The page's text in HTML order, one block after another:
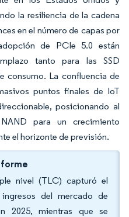
la resiliencia de la cadena
en el número de capas por
de PCIe 5.0 están
tanto para las SSD
consumo. La confluencia de
puntos finales de IoT
posicionando al
para un crecimiento
el horizonte de previsión.
nivel (TLC) capturó el
del mercado de
2025, mientras que se